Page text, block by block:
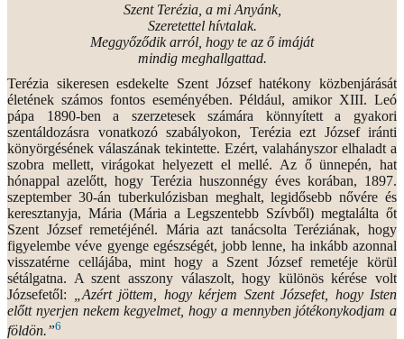
Szent Terézia, a mi Anyánk,
Szeretettel hívtalak.
Meggyőződik arról, hogy te az ő imáját
mindig meghallgattad.
Terézia sikeresen esdekelte Szent József hatékony közbenjárását
életének számos fontos eseményében. Például, amikor XIII. Leó
pápa 1890-ben a szerzetesek számára könnyített a gyakori
szentáldozásra vonatkozó szabályokon, Terézia ezt József iránti
könyörgésének válaszának tekintette. Ezért, valahányszor elhaladt a
szobra mellett, virágokat helyezett el mellé. Az ő ünnepén, hat
hónappal azelőtt, hogy Terézia huszonnégy éves korában, 1897.
szeptember 30-án tuberkulózisban meghalt, legidősebb nővére és
keresztanyja, Mária (Mária a Legszentebb Szívből) megtalálta őt
Szent József remetéjénél. Mária azt tanácsolta Teréziának, hogy
figyelembe véve gyenge egészségét, jobb lenne, ha inkább azonnal
visszatérne cellájába, mint hogy a Szent József remetéje körül
sétálgatna. A szent asszony válaszolt, hogy különös kérése volt
Józsefetől:
„Azért jöttem, hogy kérjem Szent Józsefet, hogy Isten
előtt nyerjen nekem kegyelmet, hogy a mennyben jótékonykodjam a
földön.”6